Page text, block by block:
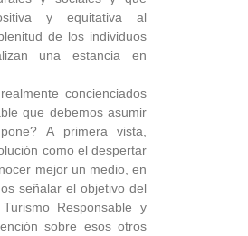
y equitativa al
de los individuos
una estancia en
concienciados
que debemos asumir
A primera vista,
como el despertar
mejor un medio, en
señalar el objetivo del
Responsable y
sobre esos otros